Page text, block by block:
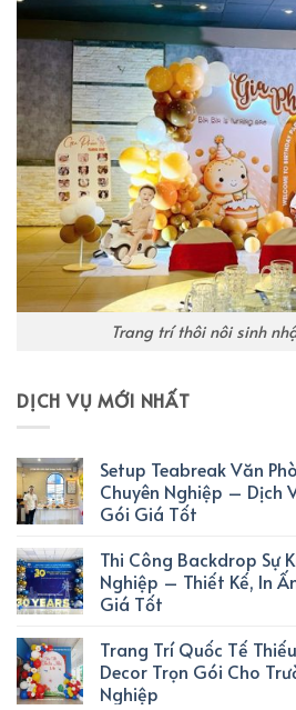
Trang trí thôi nôi sinh
DỊCH VỤ MỚI NHẤT
Setup Teabreak Văn
Chuyên Nghiệp – Dịch
Gói Giá Tốt
Thi Công Backdrop Sự
Nghiệp – Thiết Kế, In
Giá Tốt
Trang Trí Quốc Tế
Decor Trọn Gói Cho
Nghiệp